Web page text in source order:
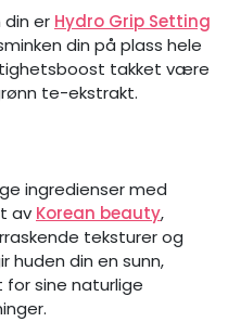
din er Hydro Grip Setting
din på plass hele
takket være
te-ekstrakt.
ingredienser med
av Korean beauty,
teksturer og
huden din en sunn,
for sine naturlige